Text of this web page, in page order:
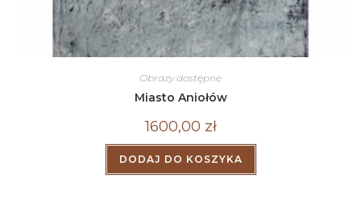
Obrazy dostępne
Miasto Aniołów
1600,00 zł
DODAJ DO KOSZYKA